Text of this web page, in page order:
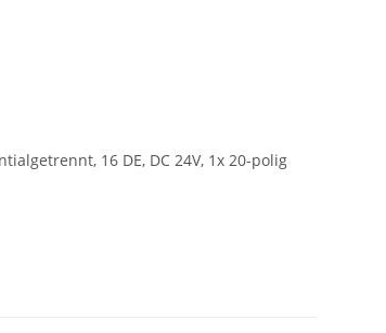
16 DE, DC 24V, 1x 20-polig